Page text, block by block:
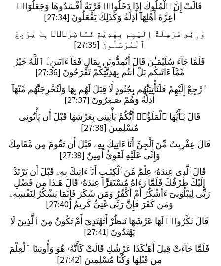
قَالَتْ إِنَّ ٱلْمُلُوكَ إِذَا دَخَلُوا۟ قَرْيَةً أَفْسَدُوهَا وَجَعَلُوٓا۟
أَعِزَّةَ أَهْلِهَآ أَذِلَّةً وَكَذَٰلِكَ يَفْعَلُونَ [27:34]
وَإِنِّى مُرْسِلَةٌ إِلَيْهِم بِهَدِيَّةٍ فَنَاظِرَةٌۢ بِمَ يَرْجِعُ
ٱلْمُرْسَلُونَ [27:35]
فَلَمَّا جَآءَ سُلَيْمَـٰنَ قَالَ أَتُمِدُّونَنِ بِمَالٍ فَمَآ ءَاتَىٰنِۦَ ٱللَّهُ خَيْرٌ
مِّمَّآ ءَاتَىٰكُم بَلْ أَنتُم بِهَدِيَّتِكُمْ تَفْرَحُونَ [27:36]
ٱرْجِعْ إِلَيْهِمْ فَلَنَأْتِيَنَّهُم بِجُنُودٍ لَّا قِبَلَ لَهُم بِهَا وَلَنُخْرِجَنَّهُم مِّنْهَآ
أَذِلَّةً وَهُمْ صَـٰغِرُونَ [27:37]
قَالَ يَـٰٓأَيُّهَا ٱلْمَلَؤُا۟ أَيُّكُمْ يَأْتِينِى بِعَرْشِهَا قَبْلَ أَن يَأْتُونِى
مُسْلِمِينَ [27:38]
قَالَ عِفْرِيتٌ مِّنَ ٱلْجِنِّ أَنَا۠ ءَاتِيكَ بِهِۦ قَبْلَ أَن تَقُومَ مِن مَّقَامِكَ
وَإِنِّى عَلَيْهِ لَقَوِىٌّ أَمِينٌ [27:39]
قَالَ ٱلَّذِى عِندَهُۥ عِلْمٌ مِّنَ ٱلْكِتَـٰبِ أَنَا۠ ءَاتِيكَ بِهِۦ قَبْلَ أَن يَرْتَدَّ
إِلَيْكَ طَرْفُكَ فَلَمَّا رَءَاهُ مُسْتَقِرًّا عِندَهُۥ قَالَ هَـٰذَا مِن فَضْلِ
رَبِّى لِيَبْلُوَنِىٓ ءَأَشْكُرُ أَمْ أَكْفُرُ وَمَن شَكَرَ فَإِنَّمَا يَشْكُرُ لِنَفْسِهِۦ
وَمَن كَفَرَ فَإِنَّ رَبِّى غَنِىٌّ كَرِيمٌ [27:40]
قَالَ نَكِّرُوا۟ لَهَا عَرْشَهَا نَنظُرْ أَتَهْتَدِىٓ أَمْ تَكُونُ مِنَ ٱلَّذِينَ لَا
يَهْتَدُونَ [27:41]
فَلَمَّا جَآءَتْ قِيلَ أَهَـٰكَذَا عَرْشُكِ قَالَتْ كَأَنَّهُۥ هُوَ وَأُوتِينَا ٱلْعِلْمَ
مِن قَبْلِهَا وَكُنَّا مُسْلِمِينَ [27:42]